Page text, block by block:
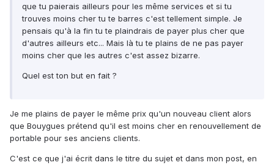
que tu paierais ailleurs pour les même services et si tu
trouves moins cher tu te barres c'est tellement simple. Je
pensais qu'à la fin tu te plaindrais de payer plus cher que
d'autres ailleurs etc... Mais là tu te plains de ne pas payer
moins cher que les autres c'est assez bizarre.
Quel est ton but en fait ?
Je me plains de payer le même prix qu'un nouveau client alors
que Bouygues prétend qu'il est moins cher en renouvellement de
portable pour ses anciens clients.
C'est ce que j'ai écrit dans le titre du sujet et dans mon post, en